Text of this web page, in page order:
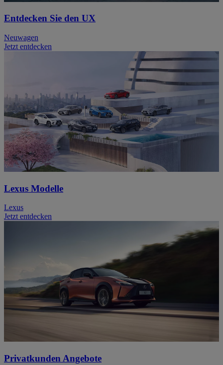
Entdecken Sie den UX
Neuwagen
Jetzt entdecken
Lexus Modelle
Lexus
Jetzt entdecken
Privatkunden Angebote